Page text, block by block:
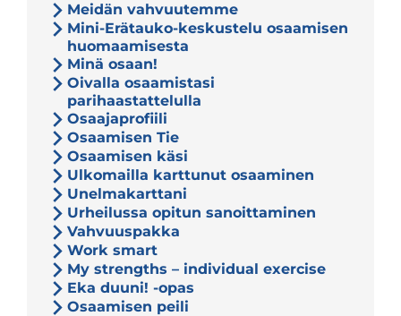
Meidän vahvuutemme
Mini-Erätauko-keskustelu osaamisen
huomaamisesta
Minä osaan!
Oivalla osaamistasi
parihaastattelulla
Osaajaprofiili
Osaamisen Tie
Osaamisen käsi
Ulkomailla karttunut osaaminen
Unelmakarttani
Urheilussa opitun sanoittaminen
Vahvuuspakka
Work smart
My strengths – individual exercise
Eka duuni! -opas
Osaamisen peili